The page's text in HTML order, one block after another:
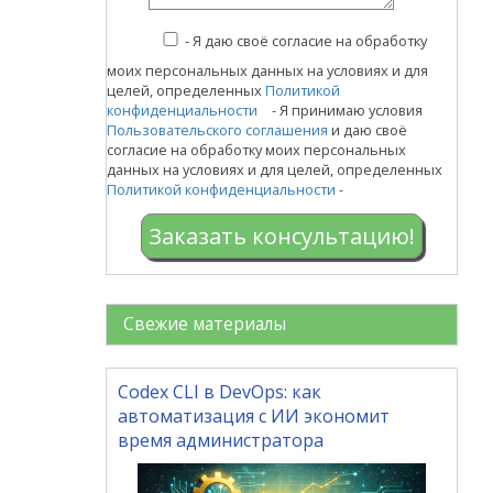
-Я даю своё согласие на обработку
моих персональных данных на условиях и для
целей, определенныхПолитикой
конфиденциальности
- Я принимаю условия
Пользовательского соглашения и даю своё
согласие на обработку моих персональных
данных на условиях и для целей, определенных
Политикой конфиденциальности -
Заказать консультацию!
Свежие материалы
Codex CLI в DevOps: как
автоматизация с ИИ экономит
время администратора